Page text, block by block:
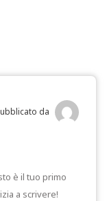
da
è il tuo primo
a scrivere!